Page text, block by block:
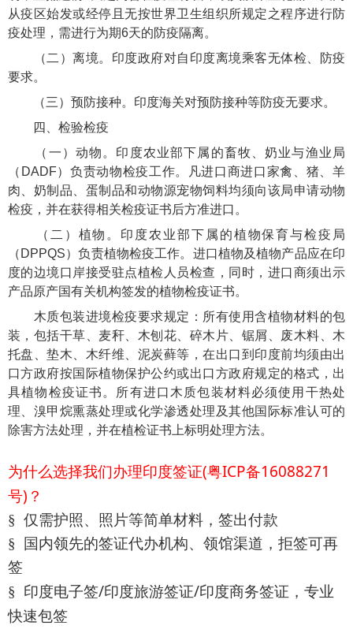
从疫区始发或经停且无按世界卫生组织所规定之程序进行防
疫处理，需进行为期6天的防疫隔离。
（二）离境。印度政府对自印度离境乘客无体检、防疫
要求。
（三）预防接种。印度海关对预防接种等防疫无要求。
四、检验检疫
（一）动物。印度农业部下属的畜牧、奶业与渔业局
（DADF）负责动物检疫工作。凡进口商进口家禽、猪、羊
肉、奶制品、蛋制品和动物源宠物饲料均须向该局申请动物
检疫，并在获得相关检疫证书后方准进口。
（二）植物。印度农业部下属的植物保育与检疫局
（DPPQS）负责植物检疫工作。进口植物及植物产品应在印
度的边境口岸接受驻点植检人员检查，同时，进口商须出示
产品原产国有关机构签发的植物检疫证书。
木质包装进境检疫要求规定：所有使用含植物材料的包
装，包括干草、麦秆、木刨花、碎木片、锯屑、废木料、木
托盘、垫木、木纤维、泥炭藓等，在出口到印度前均须由出
口方政府按国际植物保护公约或出口方政府规定的格式，出
具植物检疫证书。所有进口木质包装材料必须使用干热处
理、溴甲烷熏蒸处理或化学渗透处理及其他国际标准认可的
除害方法处理，并在植检证书上标明处理方法。
为什么选择我们办理印度签证(粤ICP备16088271
号) ？
§ 仅需护照、照片等简单材料，签出付款
§
国内领先的签证代办机构、领馆渠道，拒签可再
签
§
印度电子签/印度旅游签证/印度商务签证，专业
快速包签